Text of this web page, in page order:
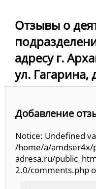
Отзывы о
адресу г.
ул. Гагарина,
Добавление
Notice: Undefined
/home/a/amdser4x/
adresa.ru/
2.0/comments.php